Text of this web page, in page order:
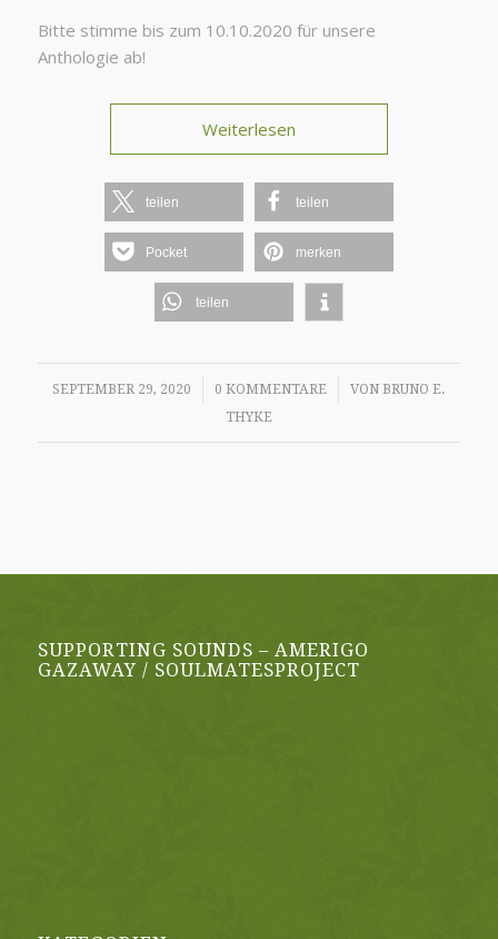
Bitte stimme bis zum 10.10.2020 für unsere
Anthologie ab!
Weiterlesen
teilen teilen
Pocket merken
teilen
SEPTEMBER 29, 2020
/ 0 KOMMENTARE
/ VONBRUNO E.
THYKE
SUPPORTING SOUNDS – AMERIGO
GAZAWAY / SOULMATESPROJECT